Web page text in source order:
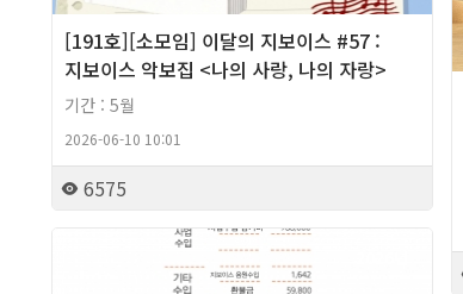
[191호][소모임] 이달의 지보이스 #57 :
지보이스 악보집 <나의 사랑, 나의 자랑>
기간 : 5월
2026-06-10 10:01
6575